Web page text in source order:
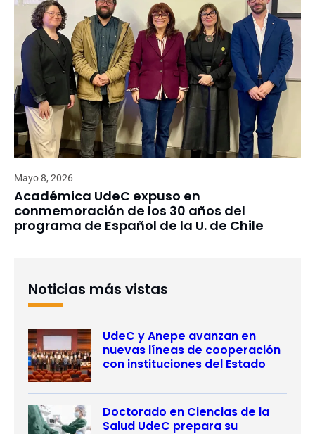
Mayo 8, 2026
Académica UdeC expuso en
conmemoración de los 30 años del
programa de Español de la U. de Chile
Noticias más vistas
UdeC y Anepe avanzan en
nuevas líneas de cooperación
con instituciones del Estado
Doctorado en Ciencias de la
Salud UdeC prepara su